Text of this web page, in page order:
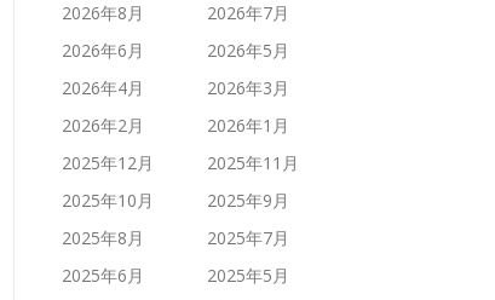
2026年8月
2026年7月
2026年6月
2026年5月
2026年4月
2026年3月
2026年2月
2026年1月
2025年12月
2025年11月
2025年10月
2025年9月
2025年8月
2025年7月
2025年6月
2025年5月